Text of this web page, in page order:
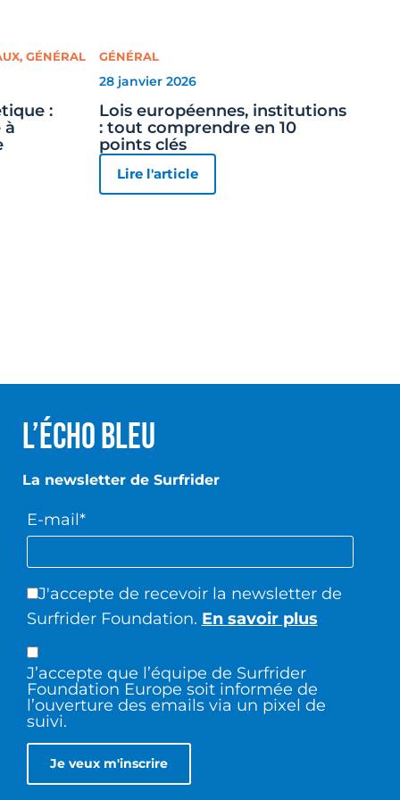
, GÉNÉRAL
:
à
GÉNÉRAL
28 janvier 2026
Lois européennes, institutions
: tout comprendre en 10
points clés
Lire l'article
L’écho Bleu
La newsletter de Surfrider
E-mail*
J'accepte de recevoir la newsletter de
Surfrider Foundation. En savoir plus
J’accepte que l’équipe de Surfrider
Foundation Europe soit informée de
l’ouverture des emails via un pixel de
suivi.